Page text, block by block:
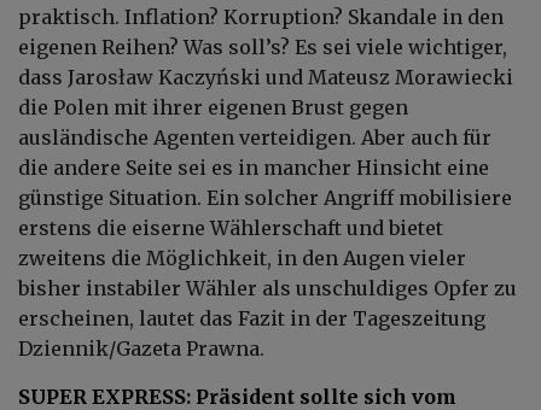
praktisch. Inflation? Korruption? Skandale in den
eigenen Reihen? Was soll’s? Es sei viele wichtiger,
dass Jarosław Kaczyński und Mateusz Morawiecki
die Polen mit ihrer eigenen Brust gegen
ausländische Agenten verteidigen. Aber auch für
die andere Seite sei es in mancher Hinsicht eine
günstige Situation. Ein solcher Angriff mobilisiere
erstens die eiserne Wählerschaft und bietet
zweitens die Möglichkeit, in den Augen vieler
bisher instabiler Wähler als unschuldiges Opfer zu
erscheinen, lautet das Fazit in der Tageszeitung
Dziennik/Gazeta Prawna.
SUPER EXPRESS: Präsident sollte sich vom